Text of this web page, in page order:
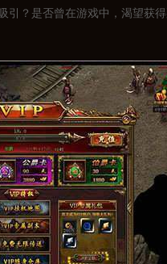
？是否曾在游戏中，渴望获